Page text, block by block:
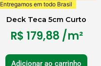
Entregamos em todo Brasil
Deck Teca 5cm Curto
R$ 179,88 /m²
Adicionar ao carrinho